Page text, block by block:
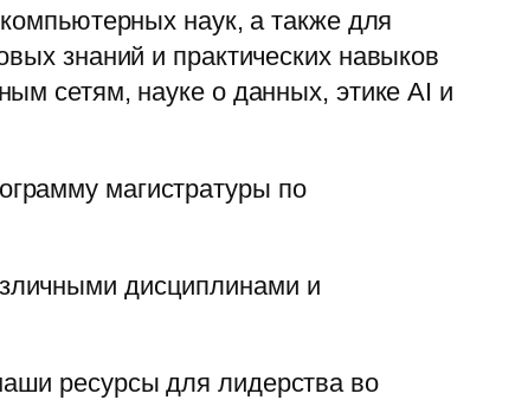
наук, а также для
знаний и практических навыков
сетям, науке о данных, этике AI и
магистратуры по
дисциплинами и
ресурсы для лидерства во